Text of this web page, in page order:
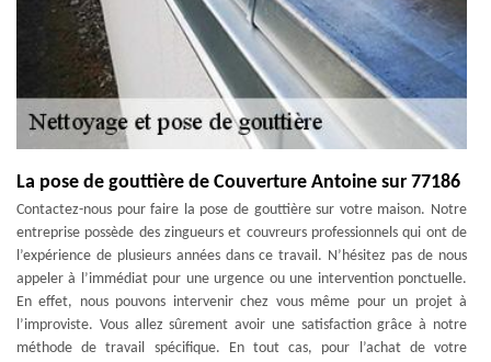
La pose de gouttière de Couverture Antoine sur 77186
Contactez-nous pour faire la pose de gouttière sur votre maison. Notre
entreprise possède des zingueurs et couvreurs professionnels qui ont de
l’expérience de plusieurs années dans ce travail. N’hésitez pas de nous
appeler à l’immédiat pour une urgence ou une intervention ponctuelle.
En effet, nous pouvons intervenir chez vous même pour un projet à
l’improviste. Vous allez sûrement avoir une satisfaction grâce à notre
méthode de travail spécifique. En tout cas, pour l’achat de votre